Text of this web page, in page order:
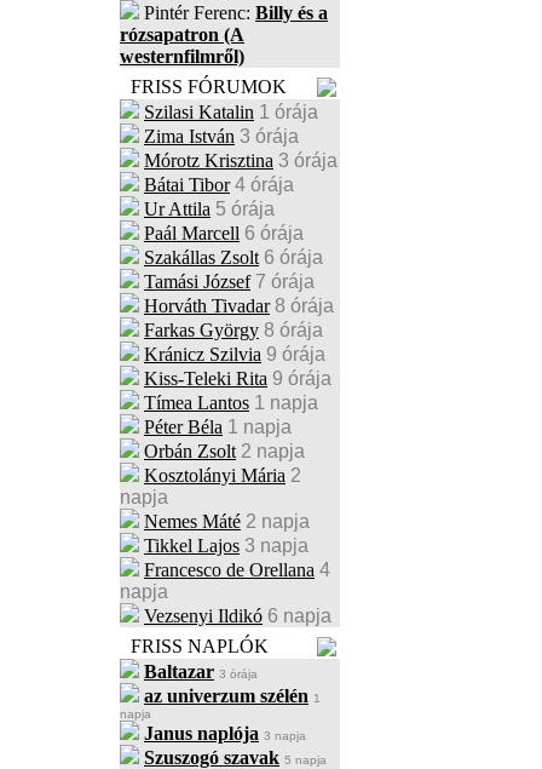
Pintér Ferenc: Billy és a
rózsapatron (A
westernfilmről)
FRISS FÓRUMOK
Szilasi Katalin 1 órája
Zima István 3 órája
Mórotz Krisztina 3 órája
Bátai Tibor 4 órája
Ur Attila 5 órája
Paál Marcell 6 órája
Szakállas Zsolt 6 órája
Tamási József 7 órája
Horváth Tivadar 8 órája
Farkas György 8 órája
Kránicz Szilvia 9 órája
Kiss-Teleki Rita 9 órája
Tímea Lantos 1 napja
Péter Béla 1 napja
Orbán Zsolt 2 napja
Kosztolányi Mária 2
napja
Nemes Máté 2 napja
Tikkel Lajos 3 napja
Francesco de Orellana 4
napja
Vezsenyi Ildikó 6 napja
FRISS NAPLÓK
Baltazar 3 órája
az univerzum szélén 1
napja
Janus naplója 3 napja
Szuszogó szavak 5 napja